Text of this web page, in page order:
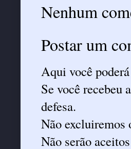
Nenhum
Postar um
Aqui você
Se você recebeu
defesa.
Não excluiremos
Não serão